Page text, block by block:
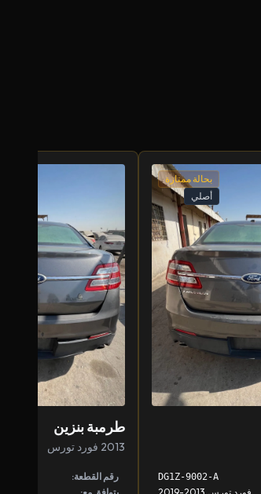
بحالة ممتازة
أصلي
DG1Z-9002-A
طرمبة بنزين
2013 فورد تورس
رقم القطعة: